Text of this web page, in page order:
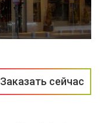
Заказать сейчас